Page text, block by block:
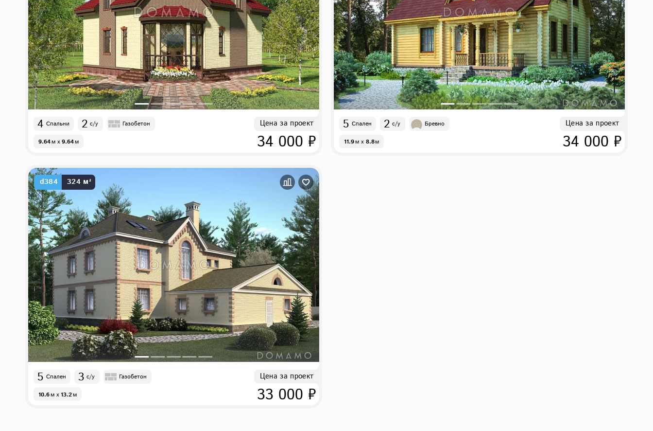
4 Спальни 2 с/у Газобетон
9.64м x 9.64м
Цена за проект
34 000 ₽
5 Спален 2 с/у Бревно
11.9м x 8.8м
Цена за проект
34 000 ₽
d384 324 м²
5 Спален 3 с/у Газобетон
10.6м x 13.2м
Цена за проект
33 000 ₽